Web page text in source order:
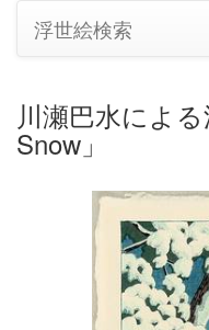
浮世絵検索
川瀬巴水によ
Snow」